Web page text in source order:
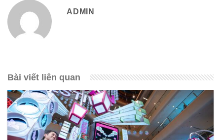
ADMIN
Bài viết liên quan